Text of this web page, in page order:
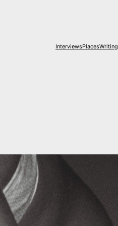
InterviewsPlacesWriting